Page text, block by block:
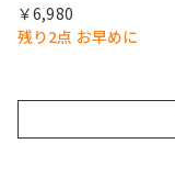
￥6,980
残り2点 お早めに